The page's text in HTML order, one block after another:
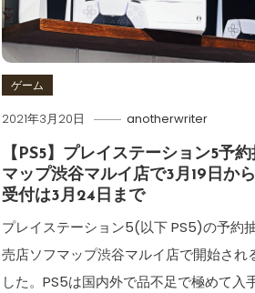
ゲーム
2021年3月20日 anotherwriter
【PS5】プレイステーション5予
マップ渋谷マルイ店で3月19日か
受付は3月24日まで
プレイステーション5(以下 PS5)の予約
売店ソフマップ渋谷マルイ店で開始され
した。PS5は国内外で品不足で極めて入